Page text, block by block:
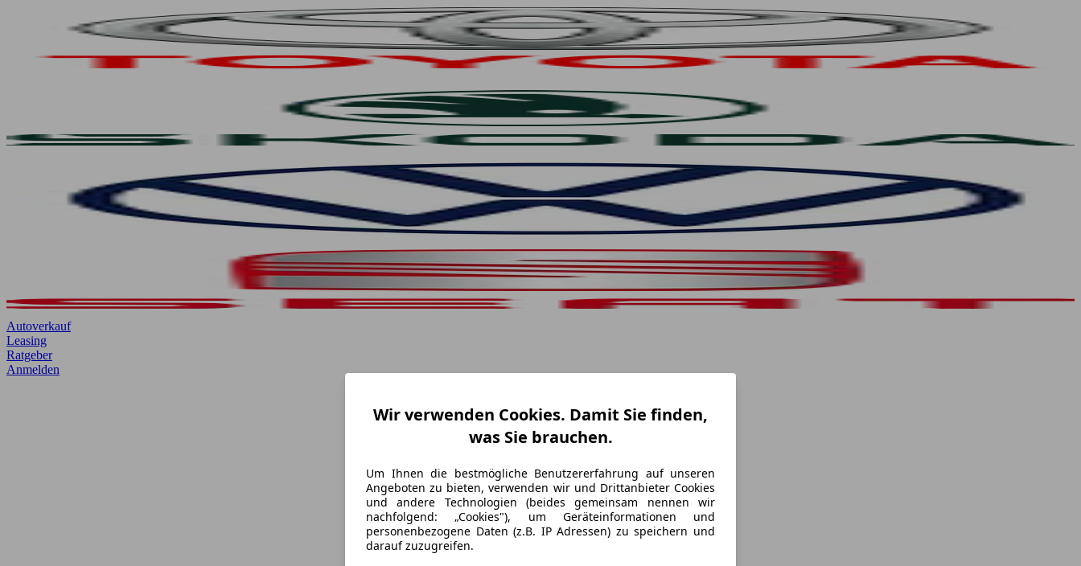
Autoverkauf
Leasing
Ratgeber
Anmelden
Wir verwenden Cookies. Damit Sie finden,
was Sie brauchen.
Um Ihnen die bestmögliche Benutzererfahrung auf unseren
Angeboten zu bieten, verwenden wir und Drittanbieter Cookies
und andere Technologien (beides gemeinsam nennen wir
nachfolgend: „Cookies"), um Geräteinformationen und
personenbezogene Daten (z.B. IP Adressen) zu speichern und
darauf zuzugreifen.